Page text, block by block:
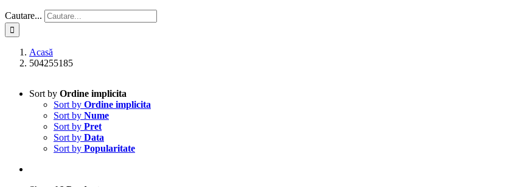
Cautare...
Acasă
504255185
Sort by Ordine implicita
Sort by Ordine implicita
Sort by Nume
Sort by Pret
Sort by Data
Sort by Popularitate